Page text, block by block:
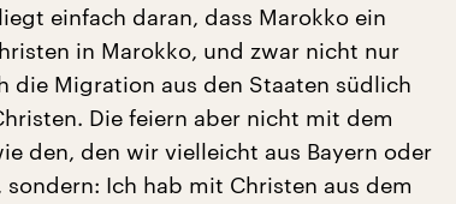
einfach daran, dass Marokko ein
in Marokko, und zwar nicht nur
die Migration aus den Staaten südlich
Die feiern aber nicht mit dem
den, den wir vielleicht aus Bayern oder
sondern: Ich hab mit Christen aus dem